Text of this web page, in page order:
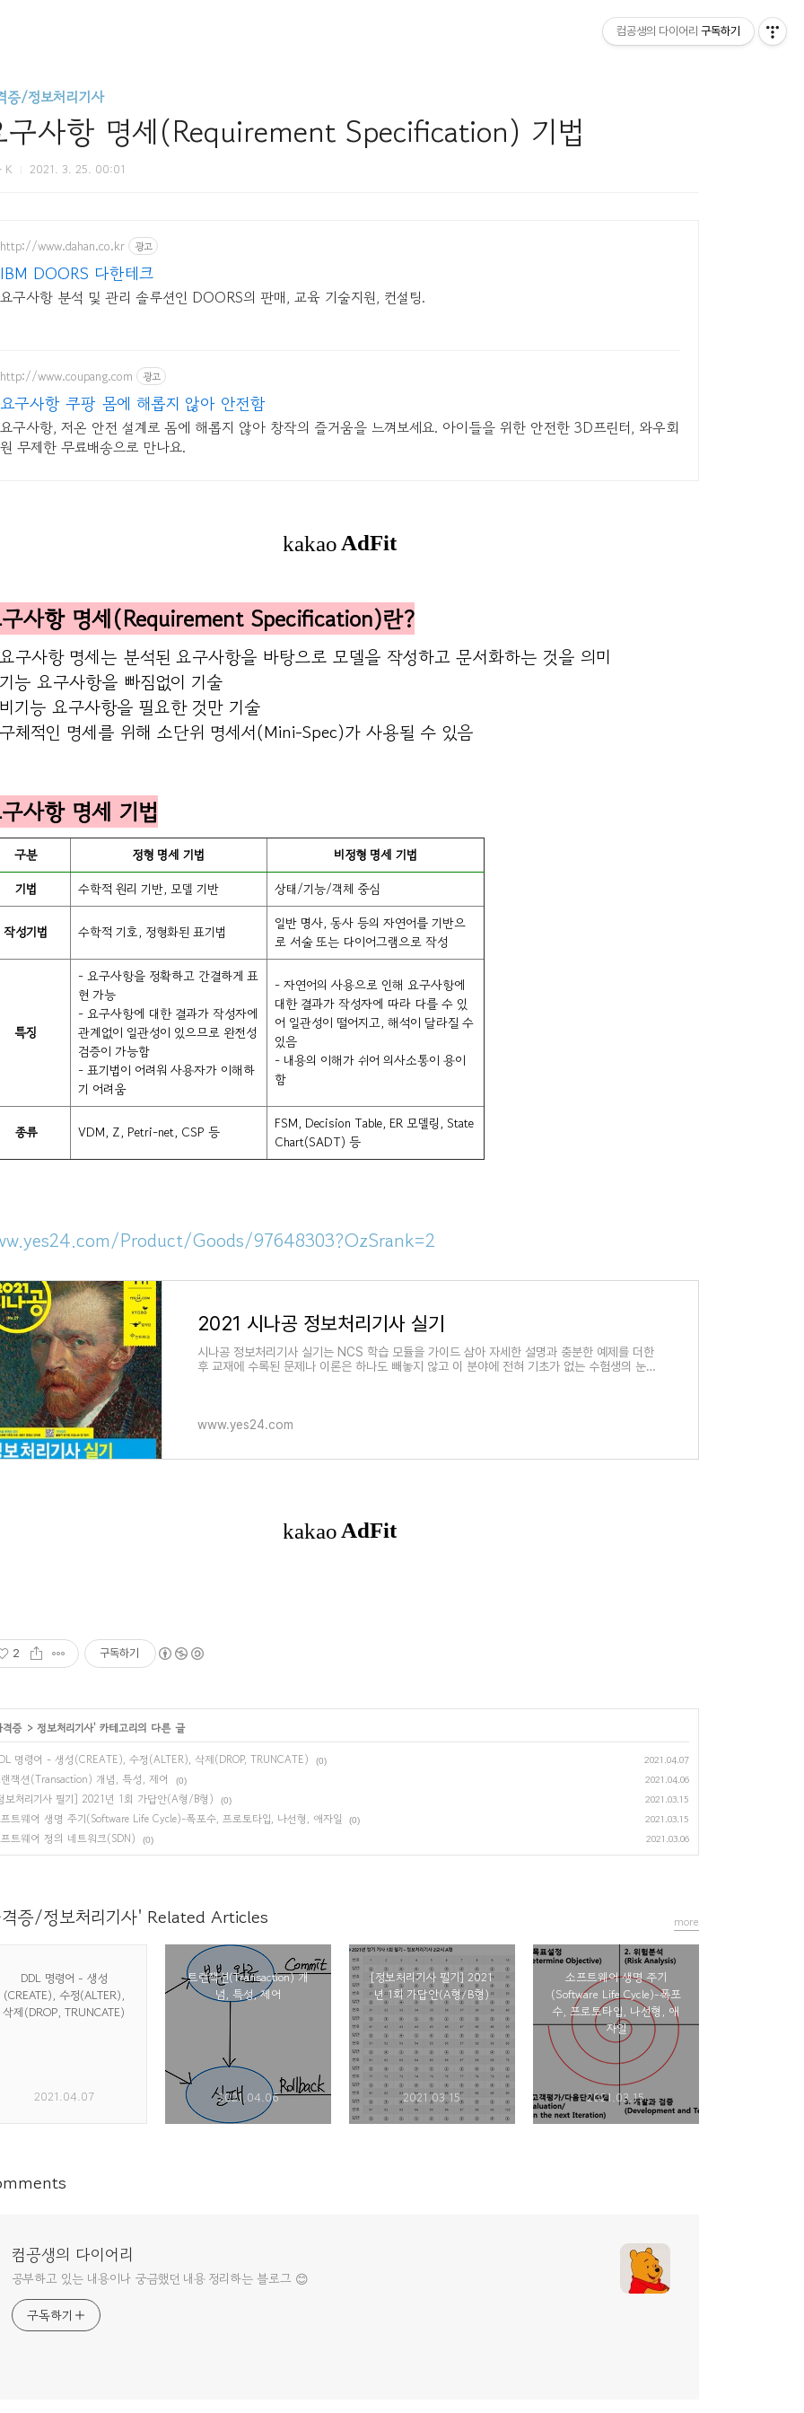
증/정보처리기사
구사항 명세(Requirement Specification) 기법
K 2021. 3. 25. 00:01
http://www.dahan.co.kr 광고
IBM DOORS 다한테크
요구사항 분석 및 관리 솔루션인 DOORS의 판매, 교육 기술지원, 컨설팅.
http://www.coupang.com 광고
요구사항 쿠팡 몸에 해롭지 않아 안전함
요구사항, 저온 안전 설계로 몸에 해롭지 않아 창작의 즐거움을 느껴보세요. 아이들을 위한 안전한 3D프린터, 와우회
원 무제한 무료배송으로 만나요.
사항 명세(Requirement Specification)란?
구사항 명세는 분석된 요구사항을 바탕으로 모델을 작성하고 문서화하는 것을 의미
능 요구사항을 빠짐없이 기술
기능 요구사항을 필요한 것만 기술
체적인 명세를 위해 소단위 명세서(Mini-Spec)가 사용될 수 있음
사항 명세 기법
구분 정형 명세 기법
비정형 명세 기법
기법
수학적 원리 기반, 모델 기반 상태/기능/객체 중심
작성기법 수학적 기호, 정형화된 표기법
일반 명사, 동사 등의 자연어를 기반으
로 서술 또는 다이어그램으로 작성
특징
- 요구사항을 정확하고 간결하게 표
현 가능
- 요구사항에 대한 결과가 작성자에
관계없이 일관성이 있으므로 완전성
검증이 가능함
- 표기법이 어려워 사용자가 이해하
기 어려움
- 자연어의 사용으로 인해 요구사항에
대한 결과가 작성자에 따라 다를 수 있
어 일관성이 떨어지고, 해석이 달라질 수
있음
- 내용의 이해가 쉬어 의사소통이 용이
함
종류 VDM, Z, Petri-net, CSP 등
FSM, Decision Table, ER 모델링, State
Chart(SADT) 등
Product/Goods/97648303?OzSrank=2
2021 시나공 정보처리기사 실기
시나공 정보처리기사 실기는 NCS 학습 모듈을 가이드 삼아 자세한 설명과 충분한 예제를 더한
후 교재에 수록된 문제나 이론은 하나도 빼놓지 않고 이 분야에 전혀 기초가 없는 수험생의 눈높
www.yes24.com
2 구독하기
증> 정보처리기사' 카테고리의 다른 글
명령어 - 생성(CREATE), 수정(ALTER), 삭제(DROP, TRUNCATE) (0) 2021.04.07
잭션(Transaction) 개념, 특성, 제어 (0) 2021.04.06
보처리기사 필기] 2021년 1회 가답안(A형/B형) (0) 2021.03.15
트웨어 생명 주기(Software Life Cycle)-폭포수, 프로토타입, 나선형, 애자일 (0) 2021.03.15
트웨어 정의 네트워크(SDN) (0) 2021.03.06
증/정보처리기사' Related Articles
DDL 명령어 - 생성
(CREATE), 수정(ALTER),
삭제(DROP, TRUNCATE)
2021.04.07
트랜잭션(Transaction) 개
념, 특성, 제어
2021.04.06
[정보처리기사 필기] 2021
년 1회 가답안(A형/B형)
2021.03.15
소프트웨어 생명 주기
(Software Life Cycle)-폭포
수, 프로토타입, 나선형, 애
자일
2021.03.15
more
컴공생의 다이어리
공부하고 있는 내용이나 궁금했던 내용 정리하는 블로그 😊
구독하기
컴공생의 다이어리 구독하기